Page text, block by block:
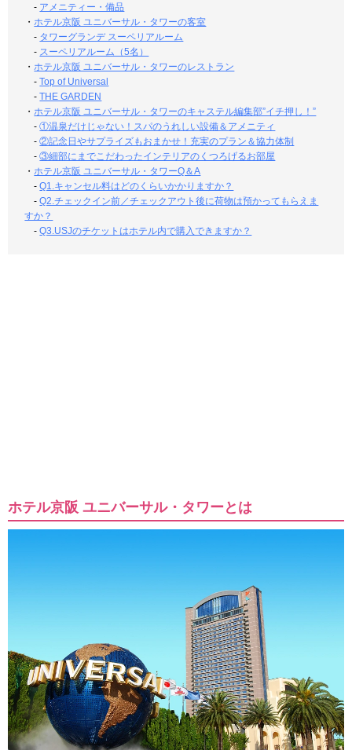
- アメニティー・備品
・ ホテル京阪 ユニバーサル・タワーの客室
- タワーグランデ スーペリアルーム
- スーペリアルーム（5名）
・ ホテル京阪 ユニバーサル・タワーのレストラン
-Top of Universal
-THE GARDEN
・ ホテル京阪 ユニバーサル・タワーのキャステル編集部”イチ押し！”
-①温泉だけじゃない！スパのうれしい設備＆アメニティ
-②記念日やサプライズもおまかせ！充実のプラン＆協力体制
-③細部にまでこだわったインテリアのくつろげるお部屋
・ ホテル京阪 ユニバーサル・タワーQ＆A
-Q1.キャンセル料はどのくらいかかりますか？
-Q2.チェックイン前／チェックアウト後に荷物は預かってもらえま
すか？
-Q3.USJのチケットはホテル内で購入できますか？
ホテル京阪 ユニバーサル・タワーとは